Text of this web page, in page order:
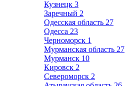
Кузнецк 3
Заречный 2
Одесская область 27
Одесса 23
Черноморск 1
Мурманская область 27
Мурманск 10
Кировск 2
Североморск 2